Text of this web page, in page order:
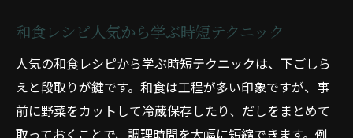
和食レシピ人気から学ぶ時短テクニック
人気の和食レシピから学ぶ時短テクニックは、下ごしら
えと段取りが鍵です。和食は工程が多い印象ですが、事
前に野菜をカットして冷蔵保存したり、だしをまとめて
取っておくことで、調理時間を大幅に短縮できます。例